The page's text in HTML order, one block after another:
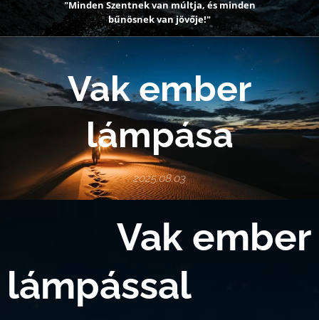
"Minden Szentnek van múltja, és minden
bűnösnek van jövője!"
Vak ember
lámpása
2025.08.03
Vak ember
lámpással